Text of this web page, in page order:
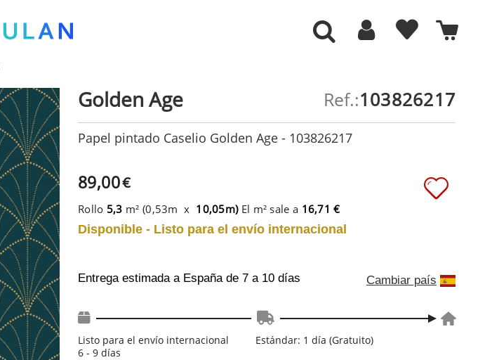
Golden Age 103826217
Ref.:
Papel pintado Caselio Golden Age - 103826217
89,00€
Rollo 5,3 m² (0,53m x 10,05m) El m² sale a 16,71 €
Disponible - Listo para el envío internacional
Entrega estimada a España de 7 a 10 días Cambiar país
Listo para el envío internacional
6 - 9 días
Estándar: 1 día (Gratuito)